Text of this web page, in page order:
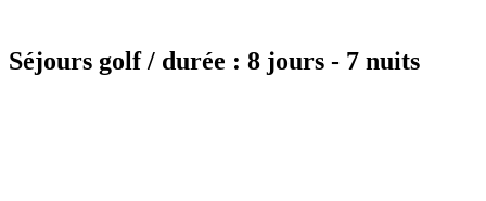
Séjours golf / durée : 8 jours - 7 nuits